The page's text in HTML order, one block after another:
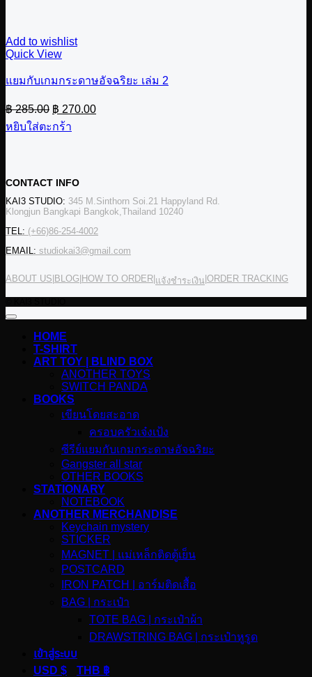
Add to wishlist
Quick View
แยมกับเกมกระดาษอัจฉริยะ เล่ม 2
฿285.00 Original
price
was:
฿ 270.00Current
price
หยิบใส่ตะกร้า
CONTACT INFO
KAI3 STUDIO: 345 M.Sinthorn Soi.21 Happyland Rd.
Klongjun Bangkapi Bangkok,Thailand 10240
TEL: (+66)86-254-4002
EMAIL: studiokai3@gmail.com
ABOUT US BLOG HOW TO ORDER แจ้งชำระเงิน ORDER TRACKING
HOME
T-SHIRT
ART TOY | BLIND BOX
ANOTHER TOYS
SWITCH PANDA
BOOKS
เขียนโดยสะอาด
ครอบครัวเจ๋งเป้ง
ซีรีย์แยมกับเกมกระดาษอัจฉริยะ
Gangster all star
OTHER BOOKS
STATIONARY
NOTEBOOK
ANOTHER MERCHANDISE
Keychain mystery
STICKER
MAGNET | แม่เหล็กติดตู้เย็น
POSTCARD
IRON PATCH | อาร์มติดเสื้อ
BAG | กระเป๋า
TOTE BAG | กระเป๋าผ้า
DRAWSTRING BAG | กระเป๋าหูรูด
เข้าสู่ระบบ
USD $
THB ฿